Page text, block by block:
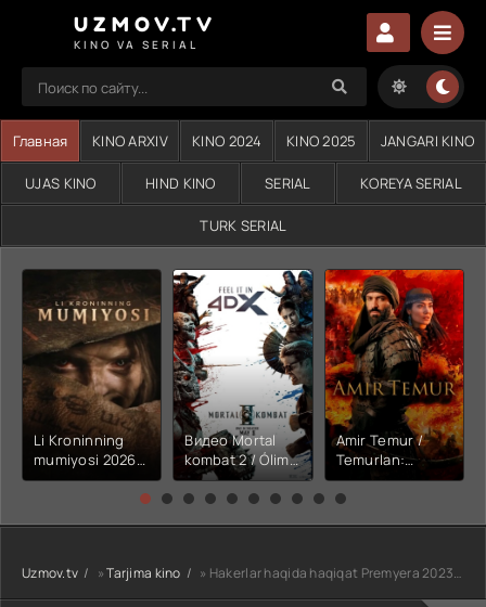
UZMOV.TV
KINO VA SERIAL
Главная KINO ARXIV KINO 2024 KINO 2025 JANGARI KINO
UJAS KINO HIND KINO SERIAL KOREYA SERIAL
TURK SERIAL
Li Kroninning
mumiyosi 2026
(uzbek tilida
kino) tarjima HD
Видео Mortal
kombat 2 / Ólim
jangi 2 (2026)
Uzbek tilida
Amir Temur /
Temurlan:
Fathchining
yuksalishi
tarjima kino Full
HD tas-ix
Uzmov.tv »Tarjima kino » Hakerlar haqida haqiqat Premyera 2023 Uzbek tilida O'zbekcha Tarjima kino HD